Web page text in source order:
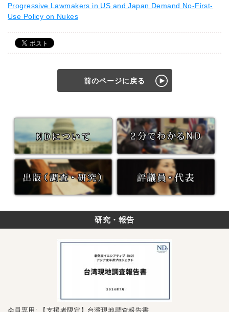
Progressive Lawmakers in US and Japan Demand No-First-
Use Policy on Nukes
前のページに戻る
研究・報告
会員専用: 【支援者限定】台湾現地調査報告書